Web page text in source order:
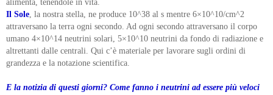
alimenta, tenendole in vita.
Il Sole , la nostra stella, ne produce 10^38 al s mentre 6×10^10/cm^2
attraversano la terra ogni secondo. Ad ogni secondo attraversano il corpo
umano 4×10^14 neutrini solari, 5×10^10 neutrini da fondo di radiazione e
altrettanti dalle centrali. Qui c’è materiale per lavorare sugli ordini di
grandezza e la notazione scientifica.
E la notizia di questi giorni? Come fanno i neutrini ad essere più veloci